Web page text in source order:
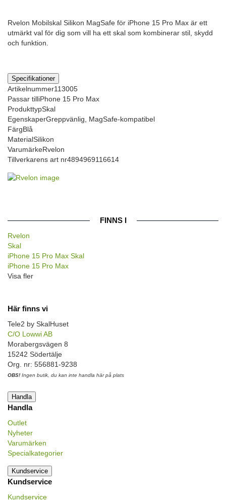
Rvelon Mobilskal Silikon MagSafe för iPhone 15 Pro Max är ett
utmärkt val för dig som vill ha ett skal som kombinerar stil, skydd
och funktion.
Specifikationer
Artikelnummer113005
Passar tilliPhone 15 Pro Max
ProdukttypSkal
EgenskaperGreppvänlig, MagSafe-kompatibel
FärgBlå
MaterialSilikon
VarumärkeRvelon
Tillverkarens art nr4894969116614
FINNS I
Rvelon
Skal
iPhone 15 Pro Max Skal
iPhone 15 Pro Max
Visa fler
Här finns vi
Tele2 by SkalHuset
C/O Lowwi AB
Morabergsvägen 8
15242 Södertälje
Org. nr: 556881-9238
OBS! Ingen butik, du kan inte handla här på plats
Handla
Handla
Outlet
Nyheter
Varumärken
Specialkategorier
Kundservice
Kundservice
Kundservice